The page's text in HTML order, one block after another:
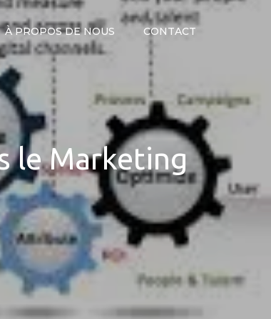
À PROPOS DE NOUS CONTACT
le Marketing